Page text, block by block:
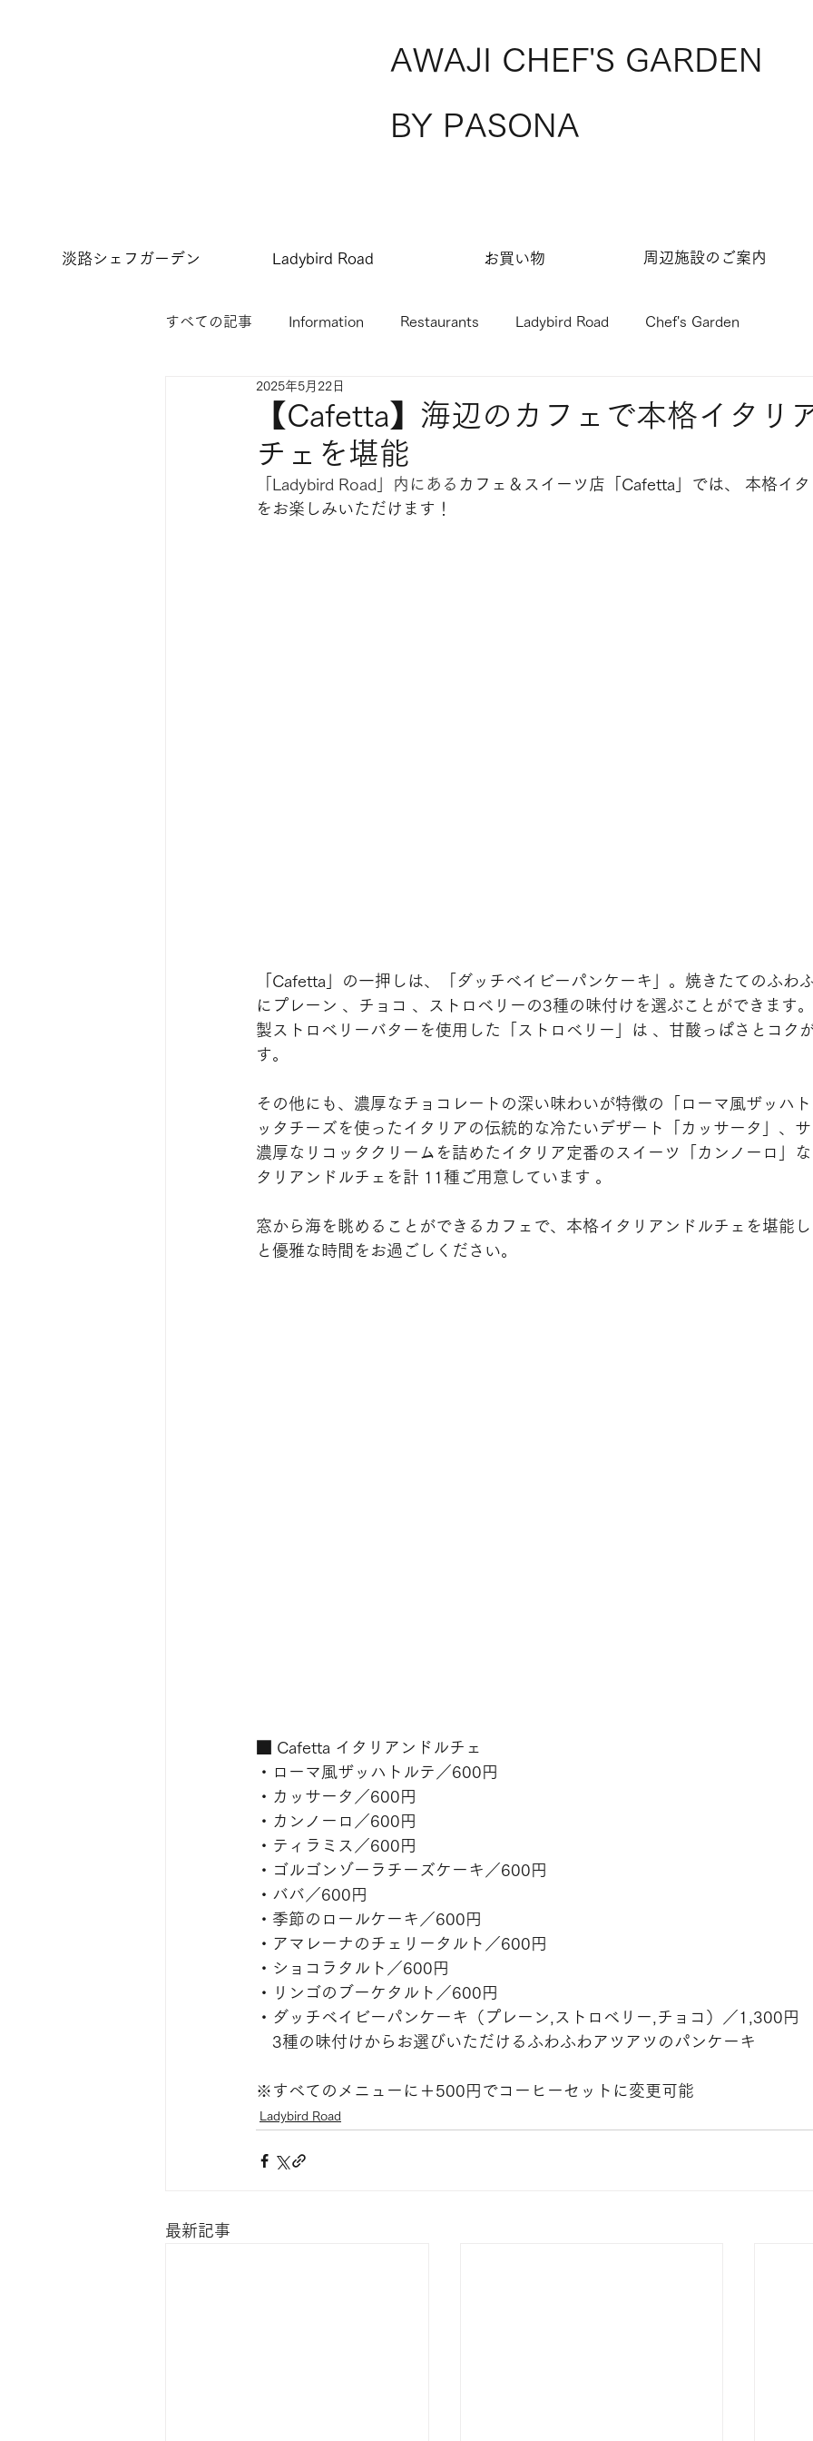
AWAJI CHEF'S GARDEN
BY PASONA
すべての記事 Information Restaurants Ladybird Road Chef's Garden
【Cafetta】海辺のカフェで本格イタリ
チェを堪能
2025年5月22日
「Ladybird Road」内にある カフェ＆スイーツ店「Cafetta」では、 本格イ
をお楽しみいただけます！
「Cafetta」の一押しは、
「ダッチベイビーパンケーキ」。焼きたてのふわ
にプレーン 、チョコ 、ストロベリーの3種の味付けを選ぶことができます
製ストロベリーバターを使用した「ストロベリー」は 、甘酸っぱさとコク
す。
その他にも、濃厚なチョコレートの深い味わいが特徴の「ローマ風ザッハ
ッタチーズを使ったイタリアの伝統的な冷たいデザート「カッサータ」、
濃厚なリコッタクリームを詰めたイタリア定番のスイーツ「カンノーロ」
タリアンドルチェを計 11種ご用意しています 。
窓から海を眺めることができるカフェで、本格イタリアンドルチェを堪能し
と優雅な時間をお過ごしください。
■ Cafetta イタリアンドルチェ
・ローマ風ザッハトルテ／600円
・カッサータ／600円
・カンノーロ／600円
・ティラミス／600円
・ゴルゴンゾーラチーズケーキ／600円
・ババ／600円
・季節のロールケーキ／600円
・アマレーナのチェリータルト／600円
・ショコラタルト／600円
・リンゴのブーケタルト／600円
・ダッチベイビーパンケーキ（プレーン,ストロベリー,チョコ）／1,300円
3種の味付けからお選びいただけるふわふわアツアツのパンケーキ
※すべてのメニューに＋500円でコーヒーセットに変更可能
Ladybird Road
最新記事
淡路シェフガーデン お買い物​
Ladybird Road ​周辺施設のご案内